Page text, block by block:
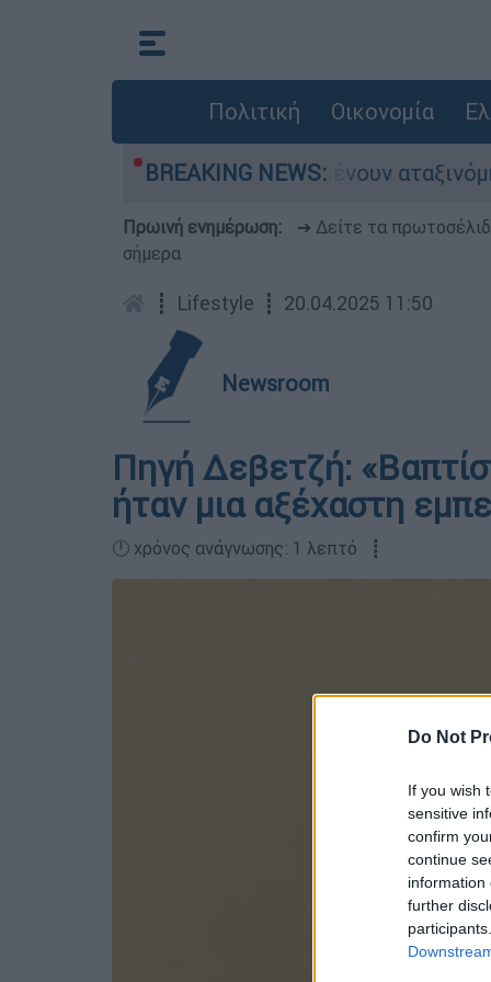
Do Not
If you wish
sensitive
confirm
continue
information
further
Πολιτική Οικονομία
BREAKING NEWS:
αυτοκίνητα παραμένουν αταξινόμητα -
Πρωινή ενημέρωση: ➔ Δείτε τα
σήμερα
┋ Lifestyle ┋ 20.04.2025 11:50
Newsroom
Πηγή Δεβετζή:
ήταν μια αξέχαστη
🕛 χρόνος ανάγνωσης: 1 λεπτό ┋